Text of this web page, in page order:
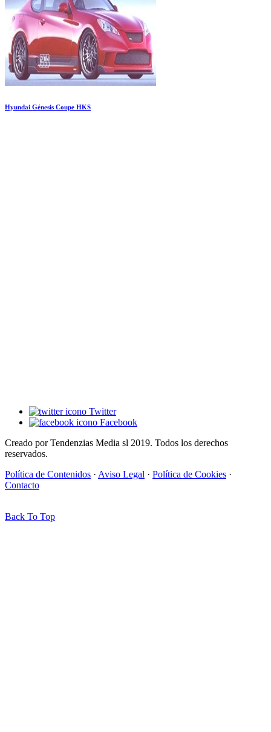
Hyundai Génesis Coupe HKS
Twitter
Facebook
Creado por Tendenzias Media sl 2019. Todos los derechos
reservados.
Política de Contenidos · Aviso Legal · Política de Cookies ·
Contacto
Back To Top